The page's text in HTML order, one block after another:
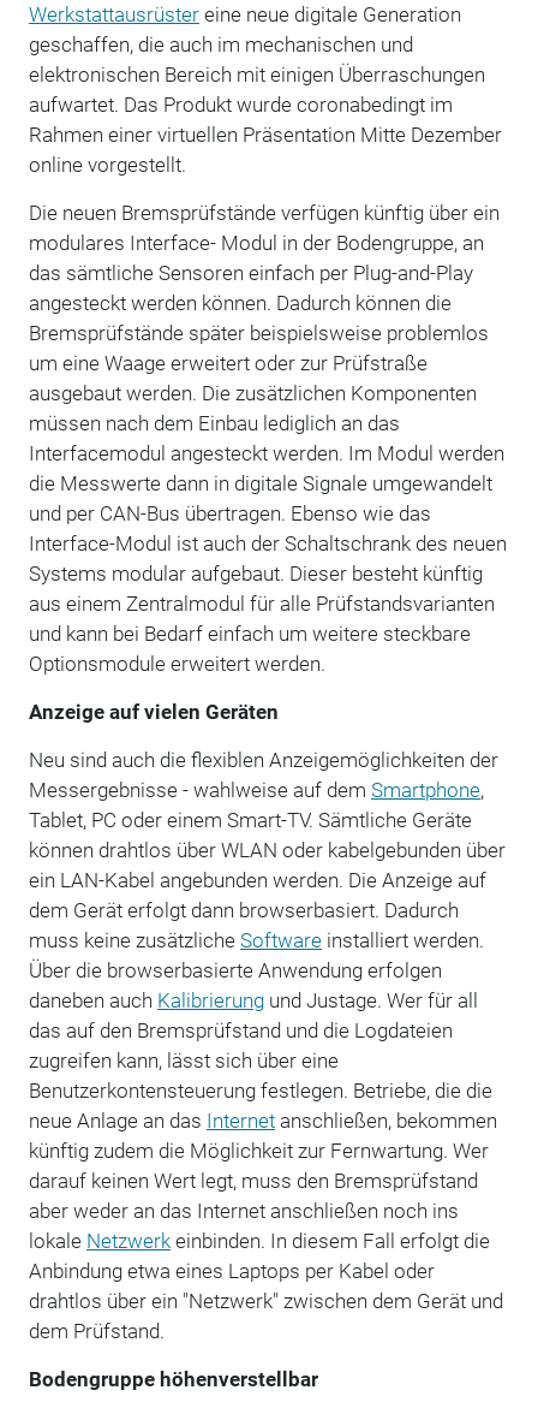
Werkstattausrüstereine neue digitale Generation
geschaffen, die auch im mechanischen und
elektronischen Bereich mit einigen Überraschungen
aufwartet. Das Produkt wurde coronabedingt im
Rahmen einer virtuellen Präsentation Mitte Dezember
online vorgestellt.
Die neuen Bremsprüfstände verfügen künftig über ein
modulares Interface- Modul in der Bodengruppe, an
das sämtliche Sensoren einfach per Plug-and-Play
angesteckt werden können. Dadurch können die
Bremsprüfstände später beispielsweise problemlos
um eine Waage erweitert oder zur Prüfstraße
ausgebaut werden. Die zusätzlichen Komponenten
müssen nach dem Einbau lediglich an das
Interfacemodul angesteckt werden. Im Modul werden
die Messwerte dann in digitale Signale umgewandelt
und per CAN-Bus übertragen. Ebenso wie das
Interface-Modul ist auch der Schaltschrank des neuen
Systems modular aufgebaut. Dieser besteht künftig
aus einem Zentralmodul für alle Prüfstandsvarianten
und kann bei Bedarf einfach um weitere steckbare
Optionsmodule erweitert werden.
Anzeige auf vielen Geräten
Neu sind auch die flexiblen Anzeigemöglichkeiten der
Messergebnisse - wahlweise auf dem Smartphone,
Tablet, PC oder einem Smart-TV. Sämtliche Geräte
können drahtlos über WLAN oder kabelgebunden über
ein LAN-Kabel angebunden werden. Die Anzeige auf
dem Gerät erfolgt dann browserbasiert. Dadurch
muss keine zusätzliche Softwareinstalliert werden.
Über die browserbasierte Anwendung erfolgen
daneben auch Kalibrierungund Justage. Wer für all
das auf den Bremsprüfstand und die Logdateien
zugreifen kann, lässt sich über eine
Benutzerkontensteuerung festlegen. Betriebe, die die
neue Anlage an das Internetanschließen, bekommen
künftig zudem die Möglichkeit zur Fernwartung. Wer
darauf keinen Wert legt, muss den Bremsprüfstand
aber weder an das Internet anschließen noch ins
lokale Netzwerkeinbinden. In diesem Fall erfolgt die
Anbindung etwa eines Laptops per Kabel oder
drahtlos über ein "Netzwerk" zwischen dem Gerät und
dem Prüfstand.
Bodengruppe höhenverstellbar